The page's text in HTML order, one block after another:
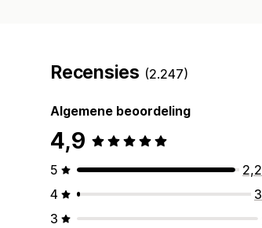
Recensies (2.247)
Algemene beoordeling
4,9
5
4
3